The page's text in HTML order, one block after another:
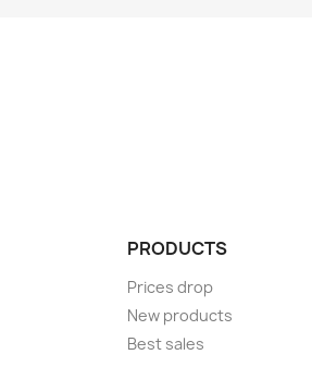
PRODUCTS
Prices drop
New products
Best sales